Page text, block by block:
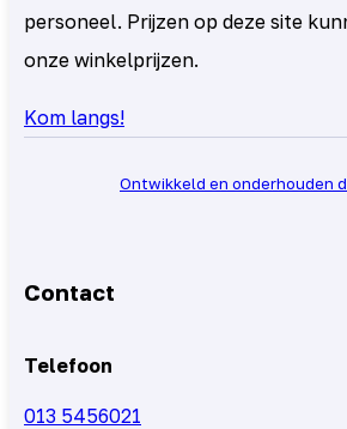
personeel. Prijzen op deze site
onze winkelprijzen.
Kom langs!
Ontwikkeld en onderhouden
Contact
Telefoon
013 5456021